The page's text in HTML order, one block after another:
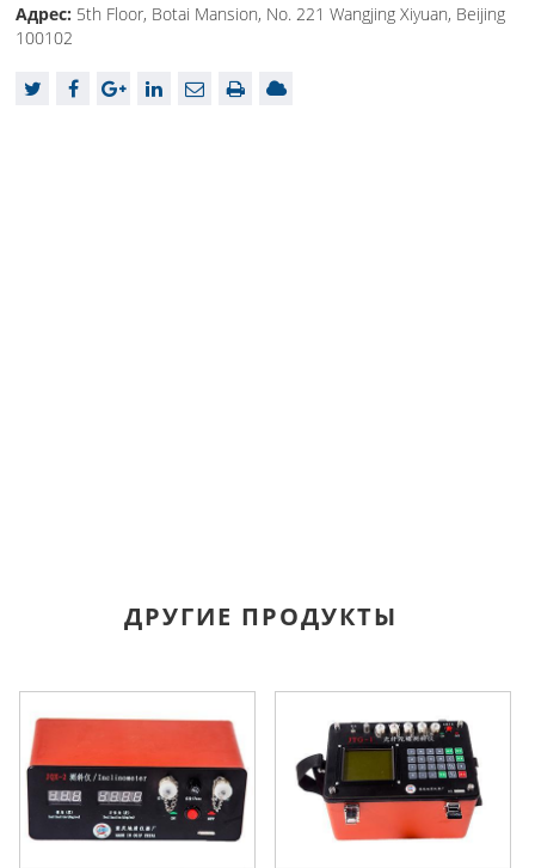
Адрес: 5th Floor, Botai Mansion, No. 221 Wangjing Xiyuan, Beijing
100102
ДРУГИЕ ПРОДУКТЫ